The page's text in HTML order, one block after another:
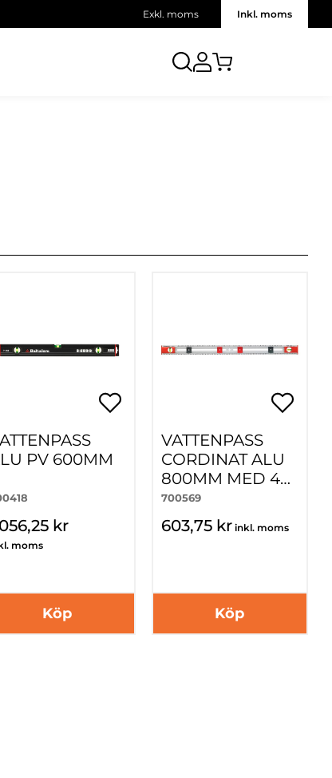
Exkl. moms Inkl. moms
PV 600MM
kr
moms
Köp
VATTENPASS
CORDINAT ALU
800MM MED 4
SKJUTBARA
MARKERINGAR
700569
603,75 kr inkl. moms
Köp